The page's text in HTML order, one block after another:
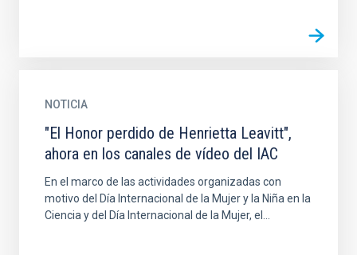
NOTICIA
"El Honor perdido de Henrietta Leavitt",
ahora en los canales de vídeo del IAC
En el marco de las actividades organizadas con
motivo del Día Internacional de la Mujer y la Niña en la
Ciencia y del Día Internacional de la Mujer, el...